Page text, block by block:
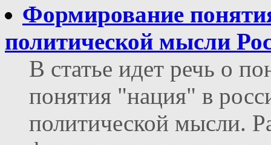
Формирование
политической мысли
В статье идет речь о
понятия "нация" в
политической мысли.